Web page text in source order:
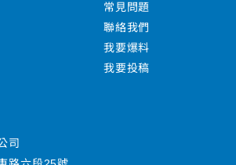
常見問題
聯絡我們
我要爆料
我要投稿
司